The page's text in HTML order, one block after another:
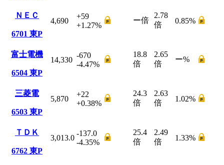
ＮＥＣ
6701 東P
4,690
+59
+1.27%
ー倍
2.78
倍
0.85%
富士電機
6504 東P
14,330
-670
-4.47%
18.8
倍
2.65
倍
ー%
三菱電
6503 東P
5,870
+22
+0.38%
24.3
倍
2.63
倍
1.02%
ＴＤＫ
6762 東P
3,013.0
-137.0
-4.35%
25.4
倍
2.49
倍
1.33%